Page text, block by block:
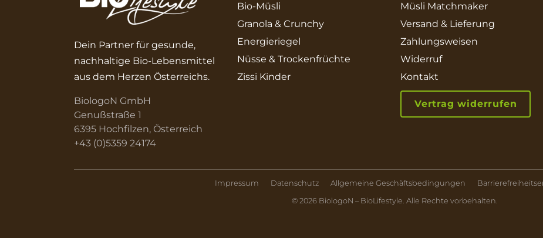
Dein Partner für gesunde,
nachhaltige Bio-Lebensmittel
aus dem Herzen Österreichs.
BiologoN GmbH
Genußstraße 1
6395 Hochfilzen, Österreich
+43 (0)5359 24174
Bio-Müsli
Granola & Crunchy
Energieriegel
Nüsse & Trockenfrüchte
Zissi Kinder
Müsli Matchmaker
Versand & Lieferung
Zahlungsweisen
Widerruf
Kontakt
Vertrag widerrufen
Impressum Datenschutz Allgemeine Geschäftsbedingungen
© 2026 BiologoN – BioLifestyle. Alle Rechte vorbehalten.